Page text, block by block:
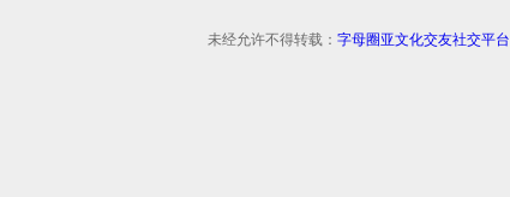
未经允许不得转载： 字母圈亚文化交友社交平台